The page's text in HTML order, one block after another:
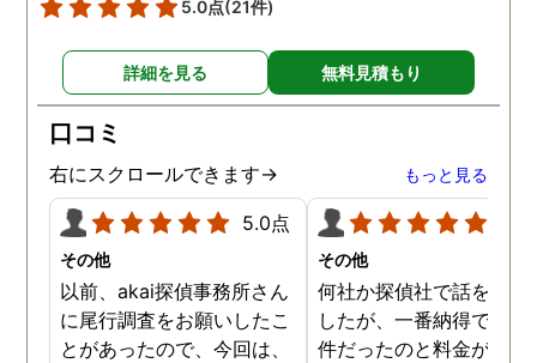
5.0点(21件)
詳細を見る 無料見積もり
口コミ
右にスクロールできます→ もっと見る
5.0点
その他
以前、akai探偵事務所さん
に尾行調査をお願いしたこ
とがあったので、今回は、
その他
何社か探偵社で話を聞き
したが、一番納得できる
件だったのと料金が比較